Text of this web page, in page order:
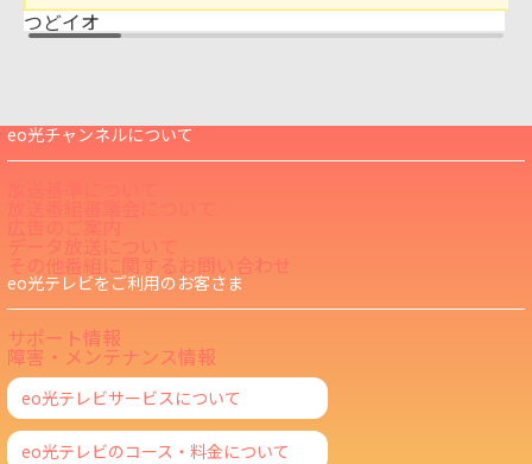
つどイオ
eo光チャンネルについて
データ放送について
その他番組に関するお問い合わせ
eo光テレビをご利用のお客さま
サポート情報
障害・メンテナンス情報
eo光テレビサービスについて
eo光テレビのコース・料金について